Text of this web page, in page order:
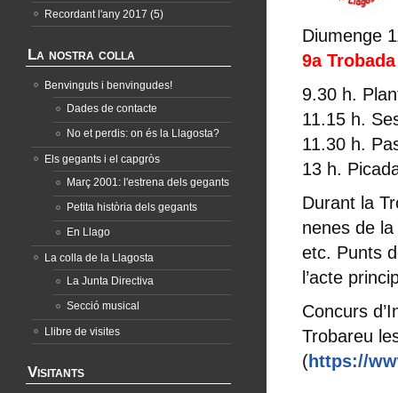
Diumenge
9a
9.30 h.
11.15 h.
11.30 h.
13 h.
Durant la
nenes de
etc. Punts
l’acte
Concurs
Trobareu
(https://
Recordant l'any 2017 (5)
La nostra colla
Benvinguts i benvingudes!
Dades de contacte
No et perdis: on és la Llagosta?
Els gegants i el capgròs
Març 2001: l'estrena dels gegants
Petita història dels gegants
En Llago
La colla de la Llagosta
La Junta Directiva
Secció musical
Llibre de visites
Visitants